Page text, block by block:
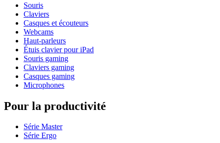
Souris
Claviers
Casques et écouteurs
Webcams
Haut-parleurs
Étuis clavier pour iPad
Souris gaming
Claviers gaming
Casques gaming
Microphones
Pour la productivité
Série Master
Série Ergo